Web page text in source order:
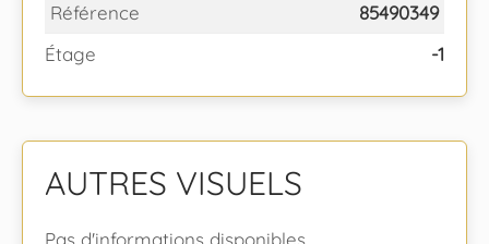
Référence
85490349
Étage
-1
AUTRES VISUELS
Pas d'informations disponibles